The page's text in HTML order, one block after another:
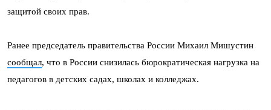
защитой своих прав.
Ранее председатель правительства России Михаил Мишустин
сообщал, что в России снизилась бюрократическая нагрузка на
педагогов в детских садах, школах и колледжах.